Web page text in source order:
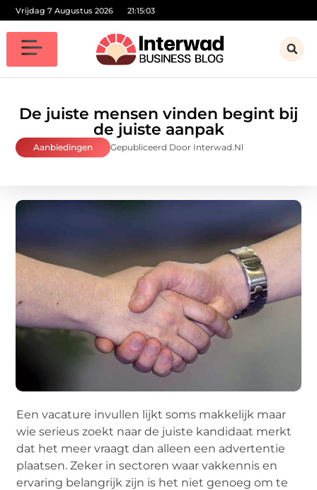
Vrijdag 7 Augustus 2026 21:15:04
De juiste mensen vinden begint bij
de juiste aanpak
Aanbiedingen Gepubliceerd Door Interwad.nl
Een vacature invullen lijkt soms makkelijk maar
wie serieus zoekt naar de juiste kandidaat merkt
dat het meer vraagt dan alleen een advertentie
plaatsen. Zeker in sectoren waar vakkennis en
ervaring belangrijk zijn is het niet genoeg om te